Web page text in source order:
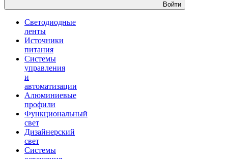
Войти
Светодиодные
ленты
Источники
питания
Системы
управления
и
автоматизации
Алюминиевые
профили
Функциональный
свет
Дизайнерский
свет
Системы